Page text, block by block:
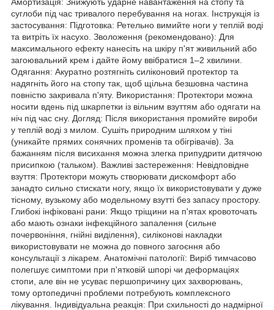
суглоби під час тривалого перебування на ногах. Інструкція із
застосування: Підготовка: Ретельно вимийте ноги у теплій воді
та витріть їх насухо. Зволоження (рекомендовано): Для
максимального ефекту нанесіть на шкіру п'ят живильний або
загоювальний крем і дайте йому ввібратися 1–2 хвилини.
Одягання: Акуратно розтягніть силіконовий протектор та
надягніть його на стопу так, щоб щільна безшовна частина
повністю закривала п'яту. Використання: Протектори можна
носити вдень під шкарпетки із вільним взуттям або одягати на
ніч під час сну. Догляд: Після використання промийте вироби
у теплій воді з милом. Сушіть природним шляхом у тіні
(уникайте прямих сонячних променів та обігрівачів). За
бажанням після висихання можна злегка припудрити дитячою
присипкою (тальком). Важливі застереження: Невідповідне
взуття: Протектори можуть створювати дискомфорт або
занадто сильно стискати ногу, якщо їх використовувати у дуже
тісному, вузькому або модельному взутті без запасу простору.
Глибокі інфіковані рани: Якщо тріщини на п'ятах кровоточать
або мають ознаки інфекційного запалення (сильне
почервоніння, гнійні виділення), силіконові накладки
використовувати не можна до повного загоєння або
консультації з лікарем. Анатомічні патології: Виріб тимчасово
полегшує симптоми при п'ятковій шпорі чи деформаціях
стопи, але він не усуває першопричину цих захворювань,
тому ортопедичні проблеми потребують комплексного
лікування. Індивідуальна реакція: При схильності до надмірної